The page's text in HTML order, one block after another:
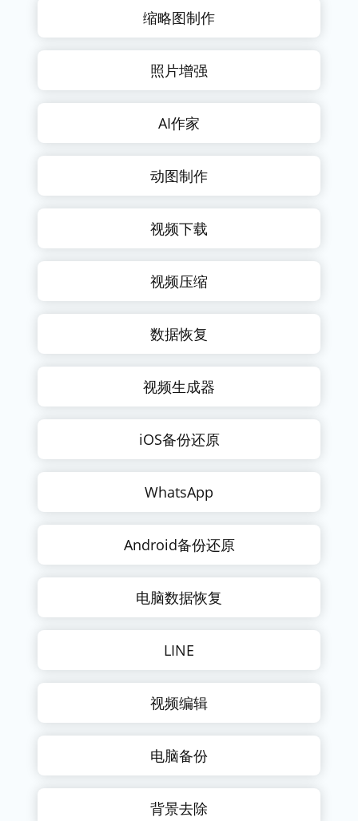
缩略图制作
照片增强
AI作家
动图制作
视频下载
视频压缩
数据恢复
视频生成器
iOS备份还原
WhatsApp
Android备份还原
电脑数据恢复
LINE
视频编辑
电脑备份
背景去除